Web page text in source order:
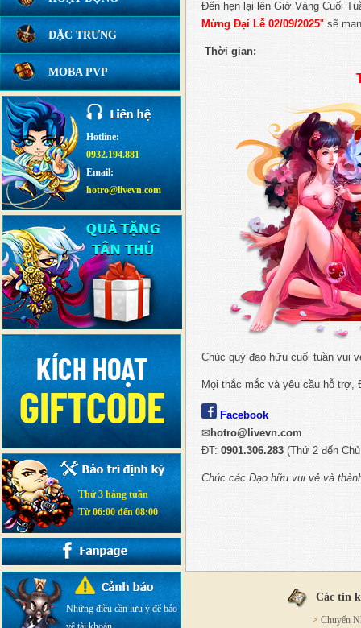
ĐẶC TRƯNG
MOBA PVP
Hotline:
0932.194.881
Email:
hotro@livevn.com
Thứ 3 hàng tuần
Từ 06:00 đến 08:00
Những điều cần lưu ý để bảo
Đến hẹn lại lên Giờ Vàng Cuối
Mừng Đại Lễ 02/09/2025" sẽ
Thời gian:
Chúc quý đạo hữu cuối tuần vui
Mọi thắc mắc và yêu cầu hỗ
Facebook
✉ hotro@livevn.com
ĐT: 0901.306.283 (Thứ 2 đến
Chúc các Đạo hữu vui vẻ và
Các tin
> Chuyển